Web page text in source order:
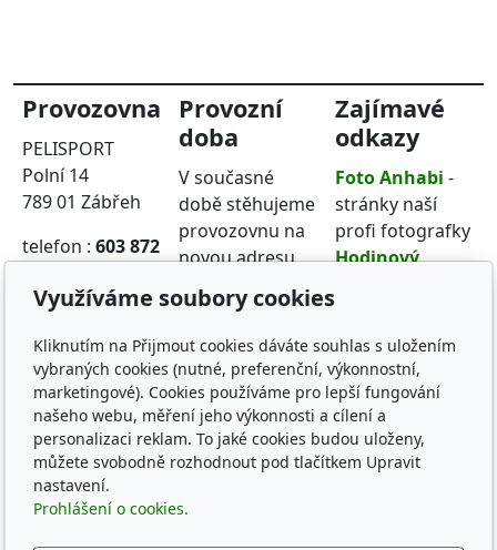
Provozovna
PELISPORT
Polní 14
789 01 Zábřeh
telefon : 603 872
Provozní
doba
V současné
době stěhujeme
provozovnu na
novou adresu
Polní 14. Pokud
nás chcete
navštívit
domluvte si
návštěvu na
telefonu
603 872 301,
nebo napište
Zajímavé
odkazy
Foto Anhabi -
stránky naší
profi fotografky
Hodinový
druhu
KSH Sever
Zábřeh- šprtec,
Pétanque,
Mölkky, šipky
Využíváme soubory cookies
Kliknutím na Přijmout cookies dáváte souhlas s uložením
vybraných cookies (nutné, preferenční, výkonnostní,
marketingové). Cookies používáme pro lepší fungování
našeho webu, měření jeho výkonnosti a cílení a
personalizaci reklam. To jaké cookies budou uloženy,
můžete svobodně rozhodnout pod tlačítkem Upravit
nastavení.
Prohlášení o cookies.